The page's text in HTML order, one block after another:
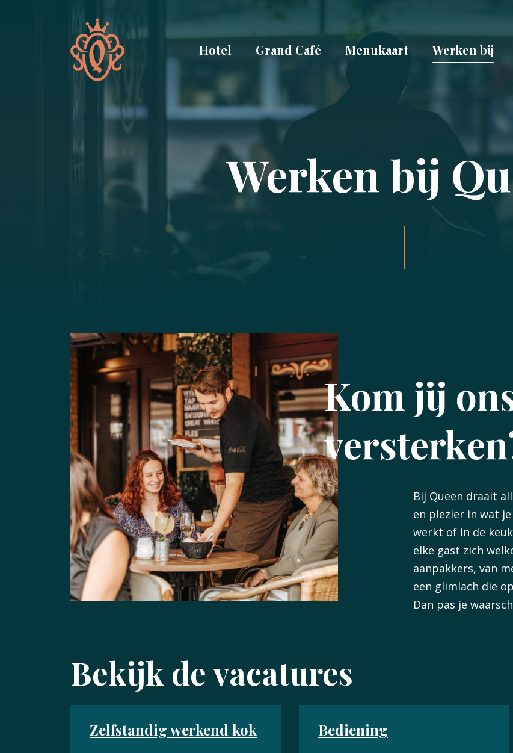
Hotel Grand Café Menukaart Werken bij
Werken bij
Kom jij
Bij Queen draait
en plezier in wat
werkt of in de
elke gast zich
aanpakkers, van
een glimlach die
Dan pas je
Bekijk de vacatures
Zelfstandig werkend kok Bediening